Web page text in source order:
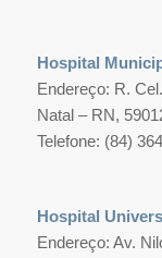
Hospital
Endereço: R.
Natal – RN,
Telefone: (84)
Hospital
Endereço: Av.